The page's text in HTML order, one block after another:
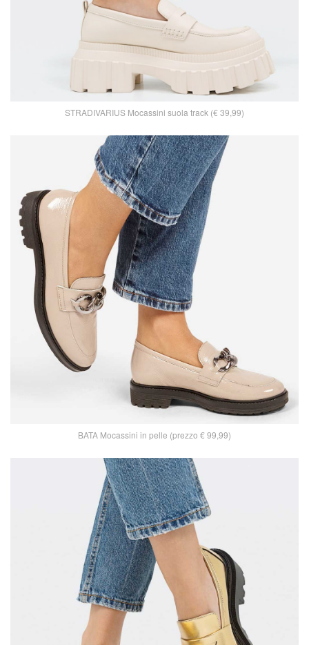
STRADIVARIUS Mocassini suola track (€ 39,99)
BATA Mocassini in pelle (prezzo € 99,99)